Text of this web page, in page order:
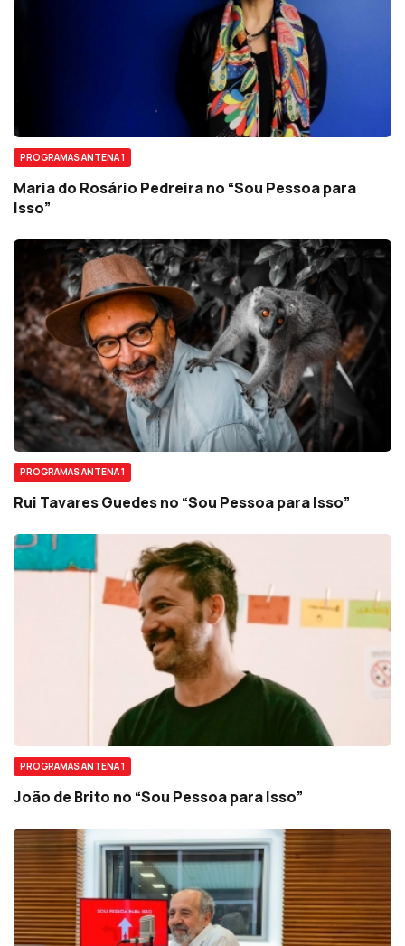
PROGRAMAS ANTENA 1
Maria do Rosário Pedreira no “Sou Pessoa para
Isso”
PROGRAMAS ANTENA 1
Rui Tavares Guedes no “Sou Pessoa para Isso”
PROGRAMAS ANTENA 1
João de Brito no “Sou Pessoa para Isso”